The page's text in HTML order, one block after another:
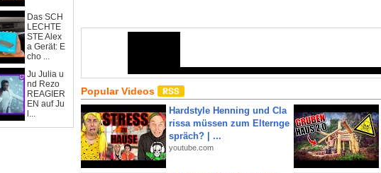
Das SCH
LECHTE
STE Alex
a Gerät: E
cho ...
Ju Julia u
nd Rezo
REAGIER
EN auf Ju
l...
Popular Videos
Hardstyle Henning und Cla
rissa müssen zum Elternge
spräch? | ...
youtube.com